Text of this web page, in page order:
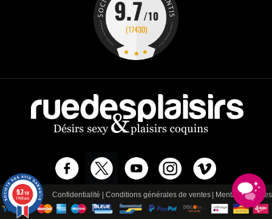
Confidentialité Conditions générales de ventes| Mentions légales
9.7/10
17430 avis